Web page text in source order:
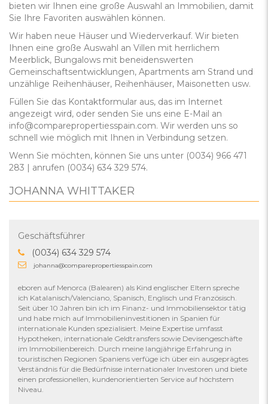
bieten wir Ihnen eine große Auswahl an Immobilien, damit
Sie Ihre Favoriten auswählen können.
Wir haben neue Häuser und Wiederverkauf. Wir bieten
Ihnen eine große Auswahl an Villen mit herrlichem
Meerblick, Bungalows mit beneidenswerten
Gemeinschaftsentwicklungen, Apartments am Strand und
unzählige Reihenhäuser, Reihenhäuser, Maisonetten usw.
Füllen Sie das Kontaktformular aus, das im Internet
angezeigt wird, oder senden Sie uns eine E-Mail an
info@comparepropertiesspain.com. Wir werden uns so
schnell wie möglich mit Ihnen in Verbindung setzen.
Wenn Sie möchten, können Sie uns unter (0034) 966 471
283 | anrufen (0034) 634 329 574.
JOHANNA WHITTAKER
Geschäftsführer
(0034) 634 329 574
johanna@comparepropertiesspain.com
eboren auf Menorca (Balearen) als Kind englischer Eltern spreche
ich Katalanisch/Valenciano, Spanisch, Englisch und Französisch.
Seit über 10 Jahren bin ich im Finanz- und Immobiliensektor tätig
und habe mich auf Immobilieninvestitionen in Spanien für
internationale Kunden spezialisiert. Meine Expertise umfasst
Hypotheken, internationale Geldtransfers sowie Devisengeschäfte
im Immobilienbereich. Durch meine langjährige Erfahrung in
touristischen Regionen Spaniens verfüge ich über ein ausgeprägtes
Verständnis für die Bedürfnisse internationaler Investoren und biete
einen professionellen, kundenorientierten Service auf höchstem
Niveau.